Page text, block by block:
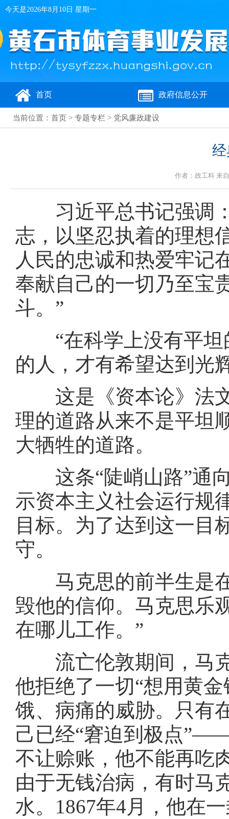
今天是2026年8月10日 星期一
首页 政府信息公开
当前位置： 首页 > 专题专栏 > 党风廉政建设
作者：政工科 来
习近平总书记强调：
志，以坚忍执着的理想
人民的忠诚和热爱牢记
奉献自己的一切乃至宝
斗。”
“在科学上没有平坦
的人，才有希望达到光
这是《资本论》法文
理的道路从来不是平坦
大牺牲的道路。
这条“陡峭山路”通向
示资本主义社会运行规
目标。为了达到这一目
守。
马克思的前半生是在
毁他的信仰。马克思乐
在哪儿工作。”
流亡伦敦期间，马克
他拒绝了一切“想用黄
饿、病痛的威胁。只有
己已经“窘迫到极点
不让赊账，他不能再吃
由于无钱治病，有时马
水。1867年4月，他在